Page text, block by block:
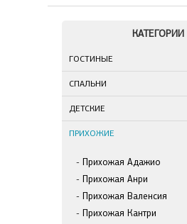
КАТЕГОРИИ
ГОСТИНЫЕ
СПАЛЬНИ
ДЕТСКИЕ
ПРИХОЖИЕ
Прихожая Адажио
Прихожая Анри
Прихожая Валенсия
Прихожая Кантри